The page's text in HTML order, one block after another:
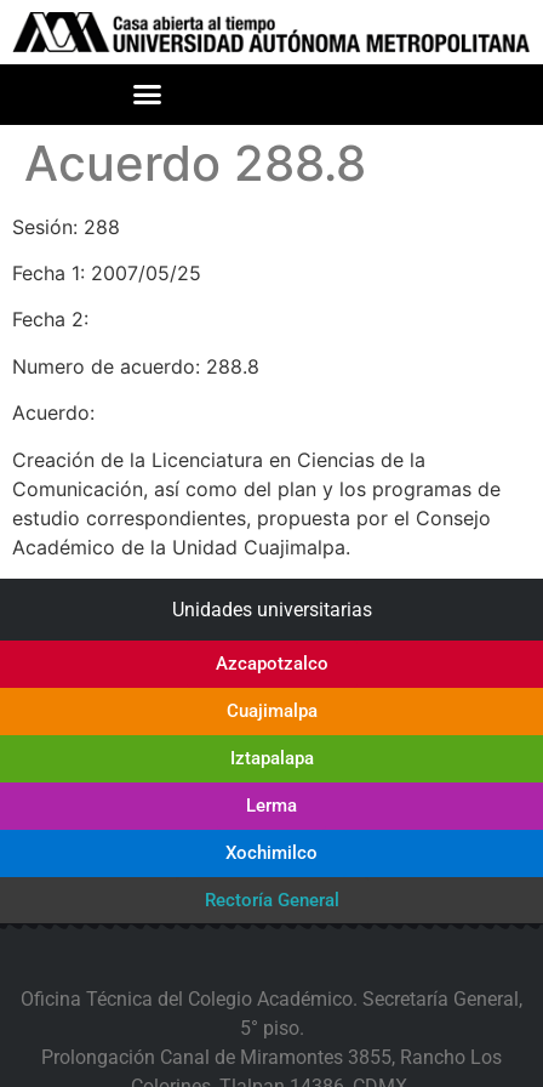
Acuerdo 288.8
Sesión: 288
Fecha 1: 2007/05/25
Fecha 2:
Numero de acuerdo: 288.8
Acuerdo:
Creación de la Licenciatura en Ciencias de la
Comunicación, así como del plan y los programas de
estudio correspondientes, propuesta por el Consejo
Académico de la Unidad Cuajimalpa.
Unidades universitarias
Azcapotzalco
Cuajimalpa
Iztapalapa
Lerma
Xochimilco
Rectoría General
Oficina Técnica del Colegio Académico. Secretaría General,
5° piso.
Prolongación Canal de Miramontes 3855, Rancho Los